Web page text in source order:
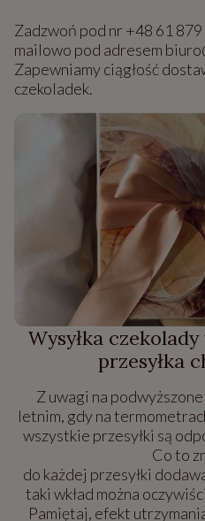
Zadzwoń pod nr +48 61
mailowo pod adresem
Zapewniamy ciągłość
czekoladek.
Wysyłka
przesyłka
Z uwagi na
letnim, gdy na
wszystkie przesyłki są
Co to
do każdej przesyłki
taki wkład można
Pamiętaj, efekt